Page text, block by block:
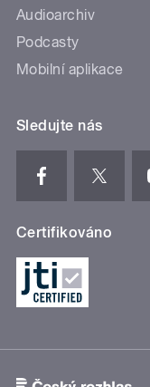
Audioarchiv
Podcasty
Mobilní aplikace
Sledujte nás
Certifikováno